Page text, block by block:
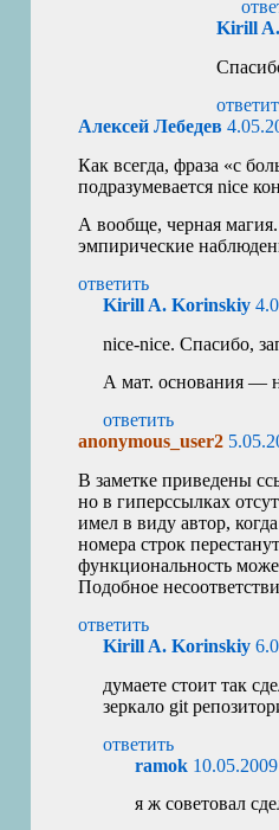
Kirill
Алексей Лебедев
Как всегда, фраза «с
подразумевается nice
А вообще, черная
эмпирические
ответить
Kirill A. Korinskiy
nice-nice. Спасибо,
А мат. основания —
ответить
anonymous_user2
В заметке приведены
но в гиперссылках
имел в виду автор,
номера строк
функциональность
Подобное
ответить
Kirill A. Korinskiy
думаете стоит так
зеркало git
ответить
ramok
я ж советовал